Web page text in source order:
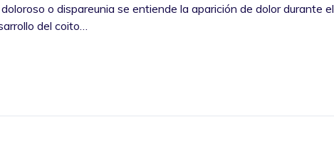
o dispareunia se entiende la aparición de dolor durante el
del coito…